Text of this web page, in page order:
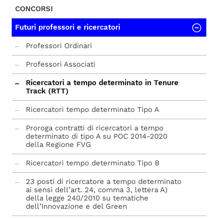
CONCORSI
Futuri professori e ricercatori
Professori Ordinari
Professori Associati
Ricercatori a tempo determinato in Tenure
Track (RTT)
Ricercatori tempo determinato Tipo A
Proroga contratti di ricercatori a tempo
determinato di tipo A su POC 2014-2020
della Regione FVG
Ricercatori tempo determinato Tipo B
23 posti di ricercatore a tempo determinato
ai sensi dell’art. 24, comma 3, lettera A)
della legge 240/2010 su tematiche
dell’Innovazione e del Green